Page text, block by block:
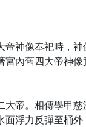
神像奉祀時，
內舊四大帝神像
帝。相傳學甲
浮力反彈至桶